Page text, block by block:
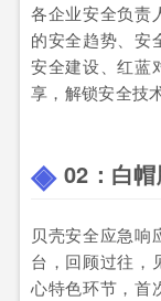
各企业安全负责
的安全趋势、安
安全建设、红蓝
享，解锁安全技
02： 白
贝壳安全应急响
台，回顾过往，
心特色环节，首